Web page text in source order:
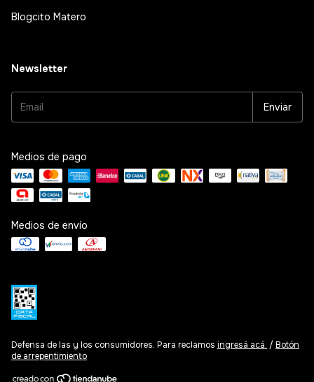
Blogcito Matero
Newsletter
Medios de pago
Medios de envío
Defensa de las y los consumidores. Para reclamos ingresá acá. / Botón
de arrepentimiento